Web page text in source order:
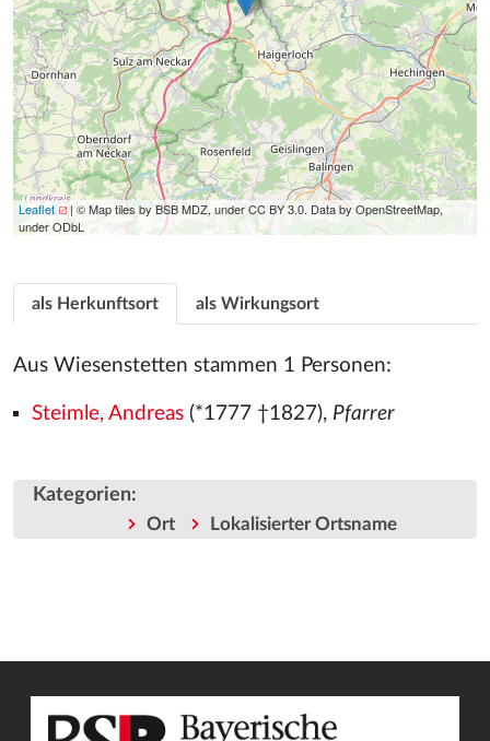
Leaflet
| © Map tiles by BSB MDZ, under CC BY 3.0. Data by OpenStreetMap,
under ODbL
als Herkunftsort als Wirkungsort
Aus Wiesenstetten stammen 1 Personen:
Steimle, Andreas(*1777 †1827), Pfarrer
Kategorien:
Ort Lokalisierter Ortsname